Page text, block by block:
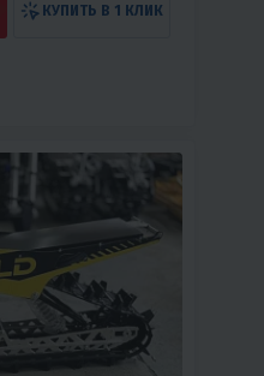
КУПИТЬ В 1 КЛИК